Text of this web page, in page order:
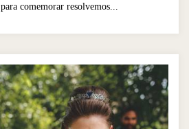
comemorar resolvemos...